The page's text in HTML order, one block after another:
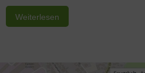
Weiterlesen